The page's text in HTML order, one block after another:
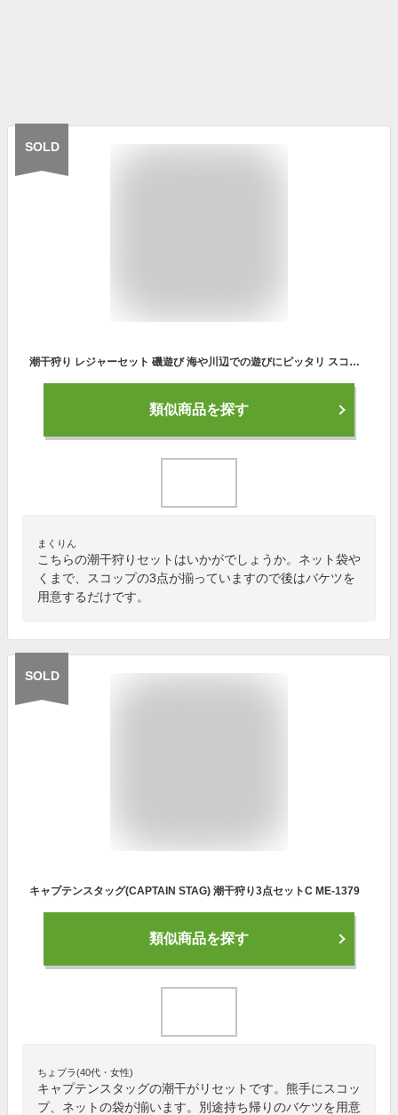
SOLD
潮干狩り レジャーセット 磯遊び 海や川辺での遊びにピッタリ スコップ くまで ネット 3点セット 道具 園芸 砂場 子供用
類似商品を探す
まくりん
こちらの潮干狩りセットはいかがでしょうか。ネット袋や
くまで、スコップの3点が揃っていますので後はバケツを
用意するだけです。
SOLD
キャプテンスタッグ(CAPTAIN STAG) 潮干狩り3点セットC ME-1379
類似商品を探す
ちょプラ(40代・女性)
キャプテンスタッグの潮干がリセットです。熊手にスコッ
プ、ネットの袋が揃います。別途持ち帰りのバケツを用意